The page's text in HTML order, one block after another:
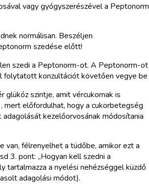
vagy gyógyszerészével a Peptonorm
normálisan. Beszéljen
szedése előtt!
szedi a Peptonorm-ot. A Peptonorm-ot
folytatott konzultációt követően vegye be
glükóz szintje, amit vércukornak is
mert előfordulhat, hogy a cukorbetegség
kezelőorvosának módosítania
van, félrenyelhet a tüdőbe, amikor ezt a
3. pont: „Hogyan kell szedni a
tartalmazza a nyelési nehézséggel küzdő
adagolási módot).